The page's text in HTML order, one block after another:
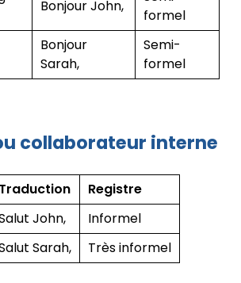
Bonjour John,
formel
Bonjour
Sarah,
Semi-
formel
collaborateur interne
Traduction
Registre
John,
Informel
Sarah, Très informel